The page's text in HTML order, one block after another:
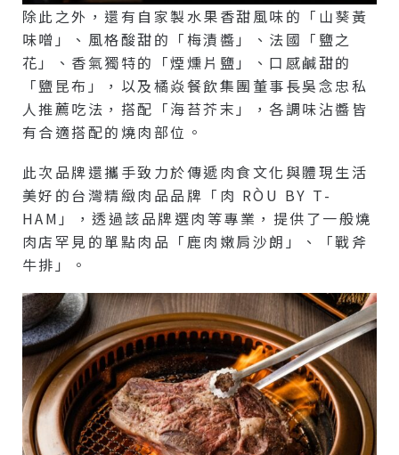
除此之外，還有自家製水果香甜風味的「山葵黃
味噌」、風格酸甜的「梅漬醬」、法國「鹽之
花」、香氣獨特的「煙燻片鹽」、口感鹹甜的
「鹽昆布」，以及橘焱餐飲集團董事長吳念忠私
人推薦吃法，搭配「海苔芥末」，各調味沾醬皆
有合適搭配的燒肉部位。
此次品牌還攜手致力於傳遞肉食文化與體現生活
美好的台灣精緻肉品品牌「肉 RÒU BY T-
HAM」，透過該品牌選肉等專業，提供了一般燒
肉店罕見的單點肉品「鹿肉嫩肩沙朗」、「戰斧
牛排」。